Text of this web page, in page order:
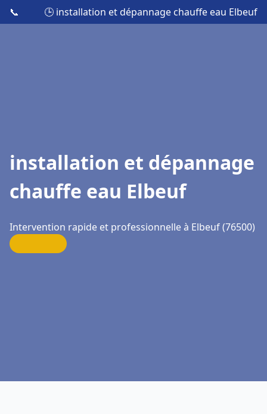
📞 🕒 installation et dépannage chauffe eau Elbeuf
installation et dépannage
chauffe eau Elbeuf
Intervention rapide et professionnelle à Elbeuf (76500)